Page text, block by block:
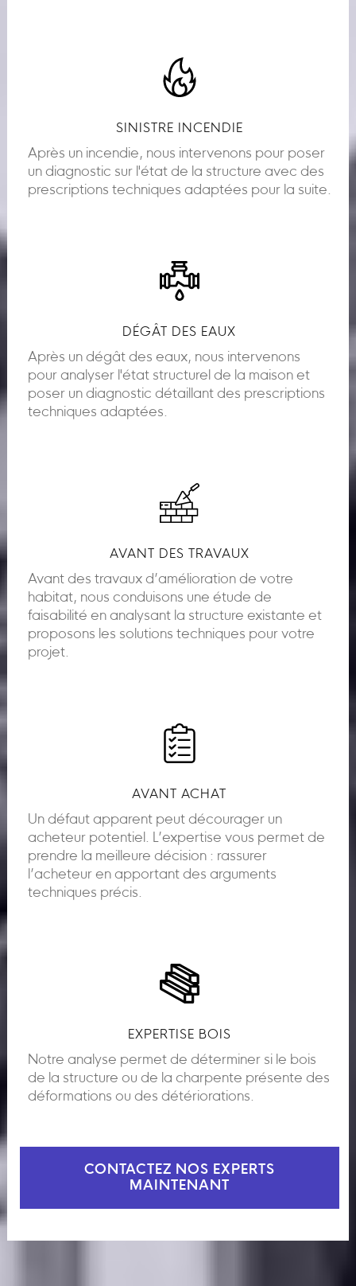
SINISTRE INCENDIE
Après un incendie, nous intervenons pour poser
un diagnostic sur l'état de la structure avec des
prescriptions techniques adaptées pour la suite.
DÉGÂT DES EAUX
Après un dégât des eaux, nous intervenons
pour analyser l'état structurel de la maison et
poser un diagnostic détaillant des prescriptions
techniques adaptées.
AVANT DES TRAVAUX
Avant des travaux d’amélioration de votre
habitat, nous conduisons une étude de
faisabilité en analysant la structure existante et
proposons les solutions techniques pour votre
projet.
AVANT ACHAT
Un défaut apparent peut décourager un
acheteur potentiel. L’expertise vous permet de
prendre la meilleure décision : rassurer
l’acheteur en apportant des arguments
techniques précis.
EXPERTISE BOIS
Notre analyse permet de déterminer si le bois
de la structure ou de la charpente présente des
déformations ou des détériorations.
CONTACTEZ NOS EXPERTS
MAINTENANT